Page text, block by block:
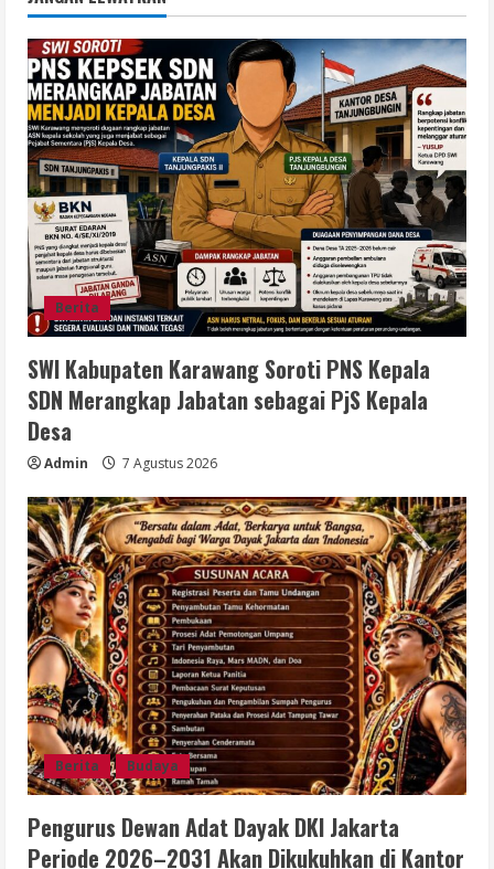
Berita
SWI Kabupaten Karawang Soroti PNS Kepala
SDN Merangkap Jabatan sebagai PjS Kepala
Desa
Admin 7 Agustus 2026
Berita Budaya
Pengurus Dewan Adat Dayak DKI Jakarta
Periode 2026–2031 Akan Dikukuhkan di Kantor